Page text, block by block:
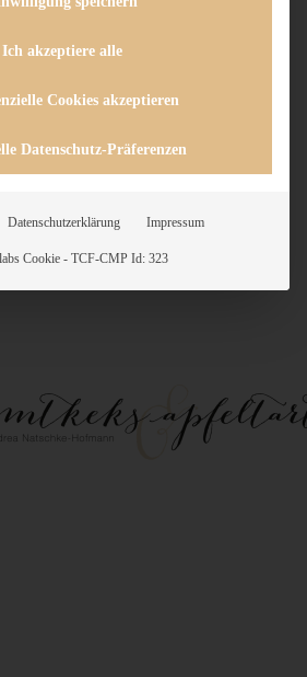
Ich akzeptiere alle
Cookies akzeptieren
Datenschutz-Präferenzen
Datenschutzerklärung Impressum
Cookie - TCF-CMP Id: 323